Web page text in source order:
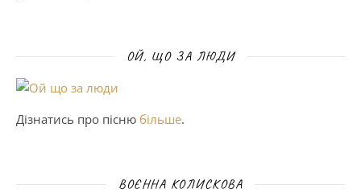
ОЙ, ЩО ЗА ЛЮДИ
Дізнатись про пісню більше.
ВОЄННА КОЛИСКОВА